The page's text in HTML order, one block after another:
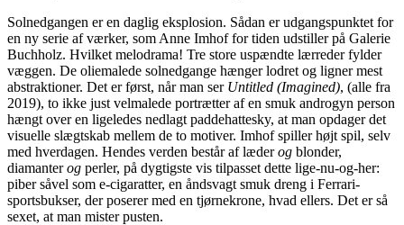
Solnedgangen er en daglig eksplosion. Sådan er udgangspunktet for
en ny serie af værker, som Anne Imhof for tiden udstiller på Galerie
Buchholz. Hvilket melodrama! Tre store uspændte lærreder fylder
væggen. De oliemalede solnedgange hænger lodret og ligner mest
abstraktioner. Det er først, når man ser Untitled (Imagined), (alle fra
2019), to ikke just velmalede portrætter af en smuk androgyn person
hængt over en ligeledes nedlagt paddehattesky, at man opdager det
visuelle slægtskab mellem de to motiver. Imhof spiller højt spil, selv
med hverdagen. Hendes verden består af læderog blonder,
diamanterog perler, på dygtigste vis tilpasset dette lige-nu-og-her:
piber såvel som e-cigaratter, en åndsvagt smuk dreng i Ferrari-
sportsbukser, der poserer med en tjørnekrone, hvad ellers. Det er så
sexet, at man mister pusten.